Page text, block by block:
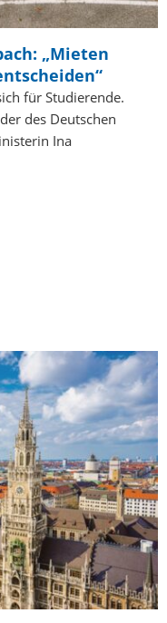
„Mieten
für Studierende.
des Deutschen
Ina